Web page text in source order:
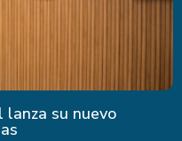
su nuevo